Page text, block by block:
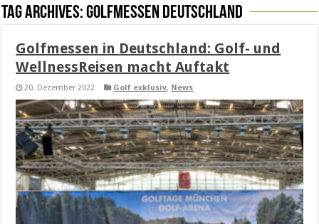
Tag Archives:Golfmessen Deutschland
Golfmessen in Deutschland: Golf- und
WellnessReisen macht Auftakt
20. Dezember 2022 Golf exklusiv, News